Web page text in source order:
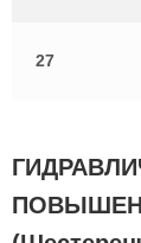
27